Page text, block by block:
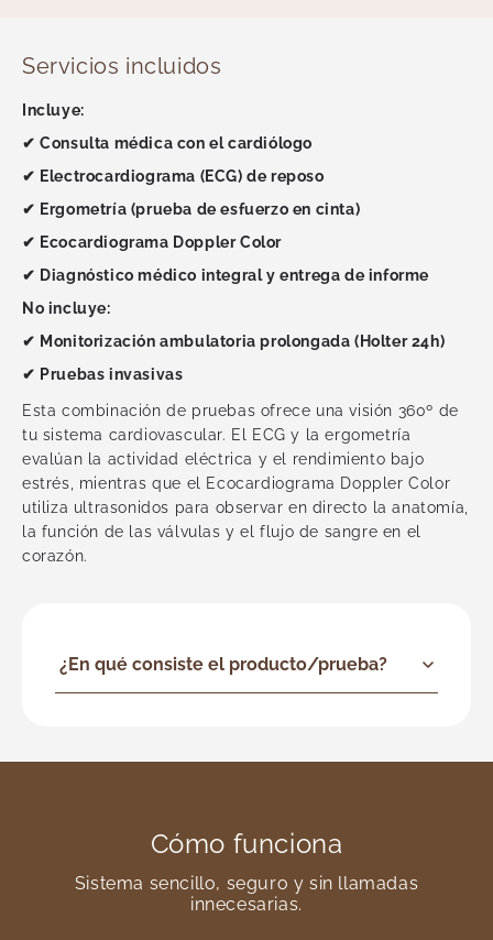
Radiología
Traumatología
Urología
Vascular
Ver todas
Servicios incluidos
Incluye:
✔ Consulta médica con el cardiólogo
✔ Electrocardiograma (ECG) de reposo
✔ Ergometría (prueba de esfuerzo en cinta)
✔ Ecocardiograma Doppler Color
✔ Diagnóstico médico integral y entrega de informe
No incluye:
✔ Monitorización ambulatoria prolongada (Holter 24h)
✔ Pruebas invasivas
Esta combinación de pruebas ofrece una visión 360º de
tu sistema cardiovascular. El ECG y la ergometría
evalúan la actividad eléctrica y el rendimiento bajo
estrés, mientras que el Ecocardiograma Doppler Color
utiliza ultrasonidos para observar en directo la anatomía,
la función de las válvulas y el flujo de sangre en el
corazón.
¿En qué consiste el producto/prueba?
Cómo funciona
Sistema sencillo, seguro y sin llamadas
innecesarias.